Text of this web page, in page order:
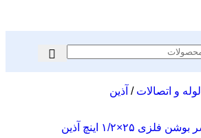
لوله و اتصالات/ آذین